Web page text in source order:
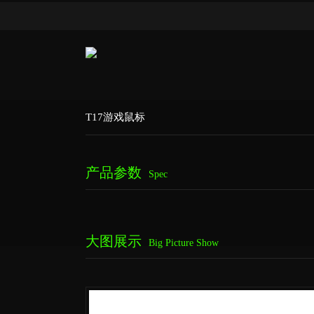
T17游戏鼠标
产品参数 Spec
大图展示 Big Picture Show